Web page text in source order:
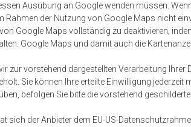
Ausübung an Google wenden müssen.
Rahmen der Nutzung von Google Maps nicht
Google Maps vollständig zu deaktivieren,
Google Maps und damit auch die
zur vorstehend dargestellten Verarbeitung Ihrer
Sie können Ihre erteilte Einwilligung
befolgen Sie bitte die vorstehend
sich der Anbieter dem EU-US-